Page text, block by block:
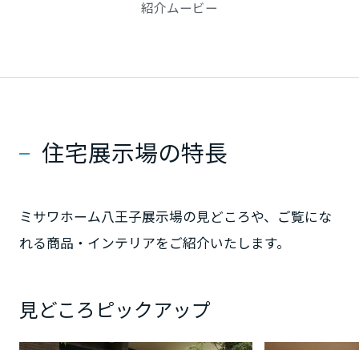
紹介ムービー
住宅展示場の特長
ミサワホーム八王子展示場の見どころや、ご覧にな
れる商品・インテリアをご紹介いたします。
見どころピックアップ
東海エリア
愛知県
三重県